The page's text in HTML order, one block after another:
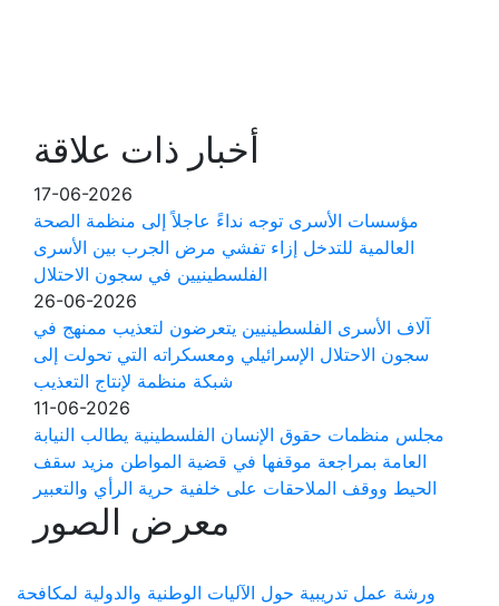
أخبار ذات علاقة
17-06-2026
مؤسسات الأسرى توجه نداءً عاجلاً إلى منظمة الصحة
العالمية للتدخل إزاء تفشي مرض الجرب بين الأسرى
الفلسطينيين في سجون الاحتلال
26-06-2026
آلاف الأسرى الفلسطينيين يتعرضون لتعذيب ممنهج في
سجون الاحتلال الإسرائيلي ومعسكراته التي تحولت إلى
شبكة منظمة لإنتاج التعذيب
11-06-2026
مجلس منظمات حقوق الإنسان الفلسطينية يطالب النيابة
العامة بمراجعة موقفها في قضية المواطن مزيد سقف
الحيط ووقف الملاحقات على خلفية حرية الرأي والتعبير
معرض الصور
ورشة عمل تدريبية حول الآليات الوطنية والدولية لمكافحة